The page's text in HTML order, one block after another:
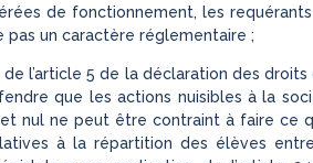
de fonctionnement, les
un caractère réglementaire ;
l’article 5 de la déclaration des
que les actions nuisibles à la
ne peut être contraint à faire ce
à la répartition des élèves